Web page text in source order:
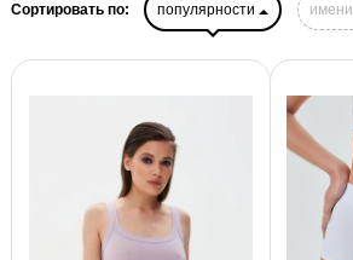
Сортировать по: популярности имени